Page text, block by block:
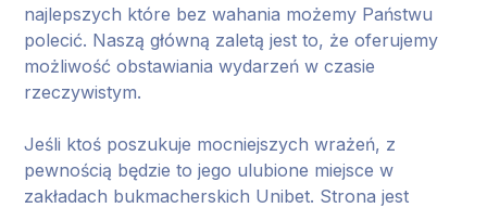
najlepszych które bez wahania możemy Państwu
polecić. Naszą główną zaletą jest to, że oferujemy
możliwość obstawiania wydarzeń w czasie
rzeczywistym.
Jeśli ktoś poszukuje mocniejszych wrażeń, z
pewnością będzie to jego ulubione miejsce w
zakładach bukmacherskich Unibet. Strona jest